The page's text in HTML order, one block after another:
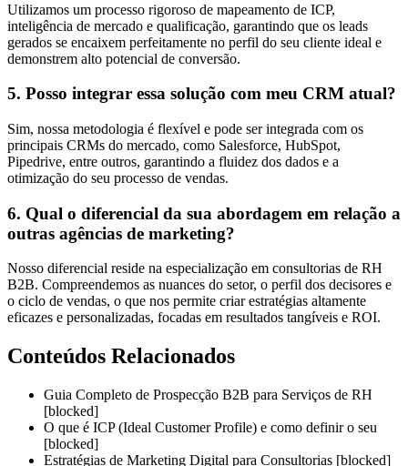
Utilizamos um processo rigoroso de mapeamento de ICP,
inteligência de mercado e qualificação, garantindo que os leads
gerados se encaixem perfeitamente no perfil do seu cliente ideal e
demonstrem alto potencial de conversão.
5. Posso integrar essa solução com meu CRM atual?
Sim, nossa metodologia é flexível e pode ser integrada com os
principais CRMs do mercado, como Salesforce, HubSpot,
Pipedrive, entre outros, garantindo a fluidez dos dados e a
otimização do seu processo de vendas.
6. Qual o diferencial da sua abordagem em relação a
outras agências de marketing?
Nosso diferencial reside na especialização em consultorias de RH
B2B. Compreendemos as nuances do setor, o perfil dos decisores e
o ciclo de vendas, o que nos permite criar estratégias altamente
eficazes e personalizadas, focadas em resultados tangíveis e ROI.
Conteúdos Relacionados
Guia Completo de Prospecção B2B para Serviços de RH
[blocked]
O que é ICP (Ideal Customer Profile) e como definir o seu
[blocked]
Estratégias de Marketing Digital para Consultorias [blocked]